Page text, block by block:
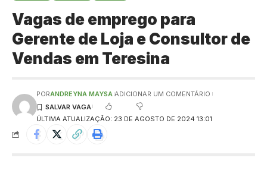
Vagas de emprego para
Gerente de Loja e Consultor de
Vendas em Teresina
ÚLTIMA ATUALIZAÇÃO: 23 DE AGOSTO DE 2024 13:01
PORANDREYNA MAYSA ADICIONAR UM COMENTÁRIO